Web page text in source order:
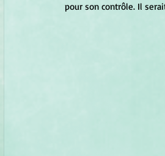
pour son contrôle. Il